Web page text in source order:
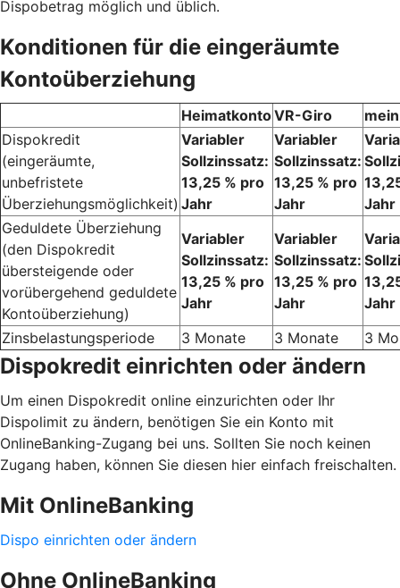
Dispobetrag möglich und üblich.
Konditionen für die eingeräumte
Kontoüberziehung
HeimatkontoVR-Giro
Dispokredit
(eingeräumte,
unbefristete
Überziehungsmöglichkeit)
Variabler
Sollzinssatz:
13,25 % pro
Jahr
Variabler
Sollzinssatz:
13,25 % pro
Jahr
Jahr
Geduldete Überziehung
(den Dispokredit
übersteigende oder
vorübergehend geduldete
Kontoüberziehung)
Variabler
Sollzinssatz:
13,25 % pro
Jahr
Variabler
Sollzinssatz:
13,25 % pro
Jahr
Jahr
Zinsbelastungsperiode
3 Monate 3 Monate 3
Dispokredit einrichten oder ändern
Um einen Dispokredit online einzurichten oder Ihr
Dispolimit zu ändern, benötigen Sie ein Konto mit
OnlineBanking-Zugang bei uns. Sollten Sie noch keinen
Zugang haben, können Sie diesen hier einfach freischalten.
Mit OnlineBanking
Dispo einrichten oder ändern
Ohne OnlineBanking